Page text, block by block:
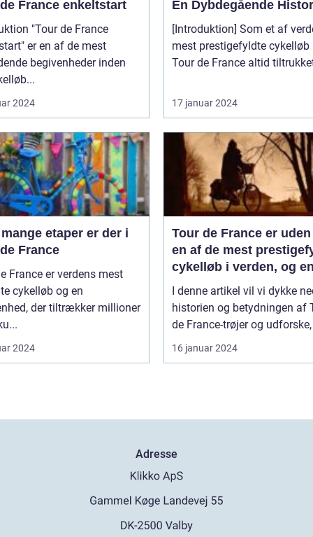
France enkeltstart
"Tour de France
er en af de mest
begivenheder inden
2024
En Dybdegående
[Introduktion] Som et af
mest prestigefyldte cykelløb
Tour de France altid
17 januar 2024
etaper er der i
France
France er verdens mest
cykelløb og en
der tiltrækker millioner
2024
Tour de France er
en af de mest
cykelløb i verden, og
de mest genkendelige
ikoniske elementer
løb er de farverige
som rytterne bærer
I denne artikel vil vi dykke
historien og betydningen af
de France-trøjer og
16 januar 2024
Adresse